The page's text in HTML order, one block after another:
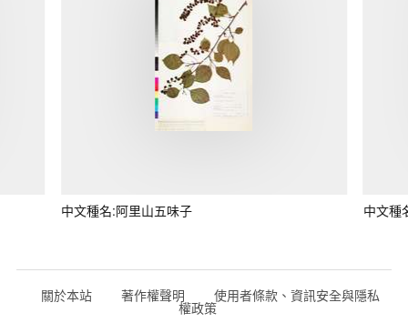
中文種名:阿里山五味子 中文種
關於本站 著作權聲明 使用者條款、資訊安全與隱私
權政策